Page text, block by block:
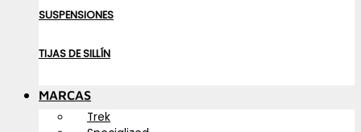
SUSPENSIONES
TIJAS DE SILLÍN
MARCAS
Trek